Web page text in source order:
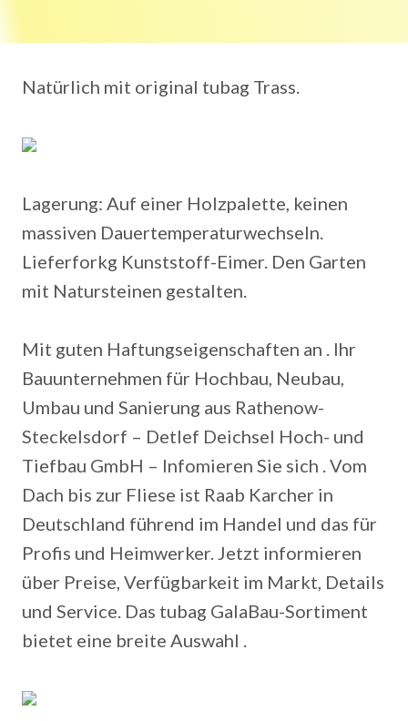
Natürlich mit original tubag Trass.
Lagerung: Auf einer Holzpalette, keinen
massiven Dauertemperaturwechseln.
Lieferforkg Kunststoff-Eimer. Den Garten
mit Natursteinen gestalten.
Mit guten Haftungseigenschaften an . Ihr
Bauunternehmen für Hochbau, Neubau,
Umbau und Sanierung aus Rathenow-
Steckelsdorf – Detlef Deichsel Hoch- und
Tiefbau GmbH – Infomieren Sie sich . Vom
Dach bis zur Fliese ist Raab Karcher in
Deutschland führend im Handel und das für
Profis und Heimwerker. Jetzt informieren
über Preise, Verfügbarkeit im Markt, Details
und Service. Das tubag GalaBau-Sortiment
bietet eine breite Auswahl .